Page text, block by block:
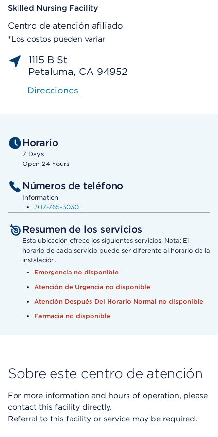
Skilled Nursing Facility
Centro de atención afiliado
*Los costos pueden variar
1115 B St
Petaluma, CA 94952
Direcciones
Horario
7 Days
Open 24 hours
Números de teléfono
Information
707-765-3030
Resumen de los servicios
Esta ubicación ofrece los siguientes servicios. Nota: El
horario de cada servicio puede ser diferente al horario de la
instalación.
Emergencia no disponible
Atención de Urgencia no disponible
Atención Después Del Horario Normal no disponible
Farmacia no disponible
Sobre este centro de atención
For more information and hours of operation, please
contact this facility directly.
Referral to this facility or service may be required.